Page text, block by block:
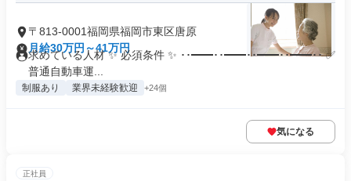
〒813-0001福岡県福岡市東区唐原
月給30万円～41万円
求めている人材 ✨ 必須条件 ✨ ･･━━･･━━･･━━･･━━･･ ✅
普通自動車運...
制服あり 業界未経験歓迎 +24個
気になる
正社員